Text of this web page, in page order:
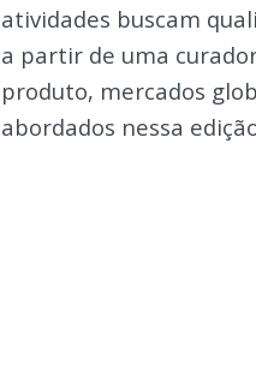
atividades buscam
a partir de uma
produto, mercados
abordados nessa